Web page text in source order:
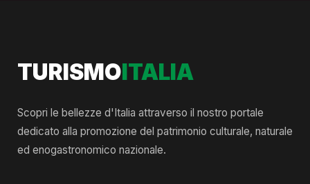
TURISMOITALIA
Scopri le bellezze d'Italia attraverso il nostro portale
dedicato alla promozione del patrimonio culturale, naturale
ed enogastronomico nazionale.